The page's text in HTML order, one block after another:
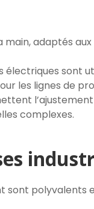
adaptés
sont
les lignes de
complexes.
sont polyvalents